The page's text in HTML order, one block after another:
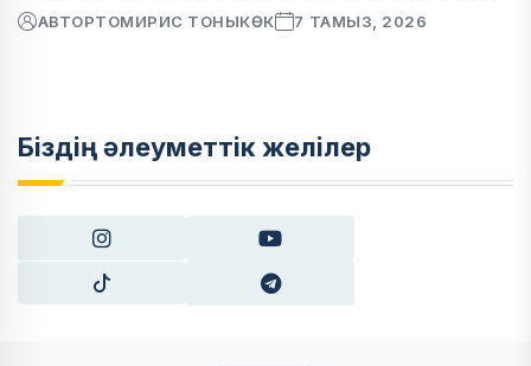
АВТОРТОМИРИС ТОНЫКӨК 7 ТАМЫЗ, 2026
Біздің әлеуметтік желілер